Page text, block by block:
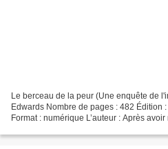
Le berceau de la peur (Une enquête de
Edwards Nombre de pages : 482 Édition
Format : numérique L’auteur : Après